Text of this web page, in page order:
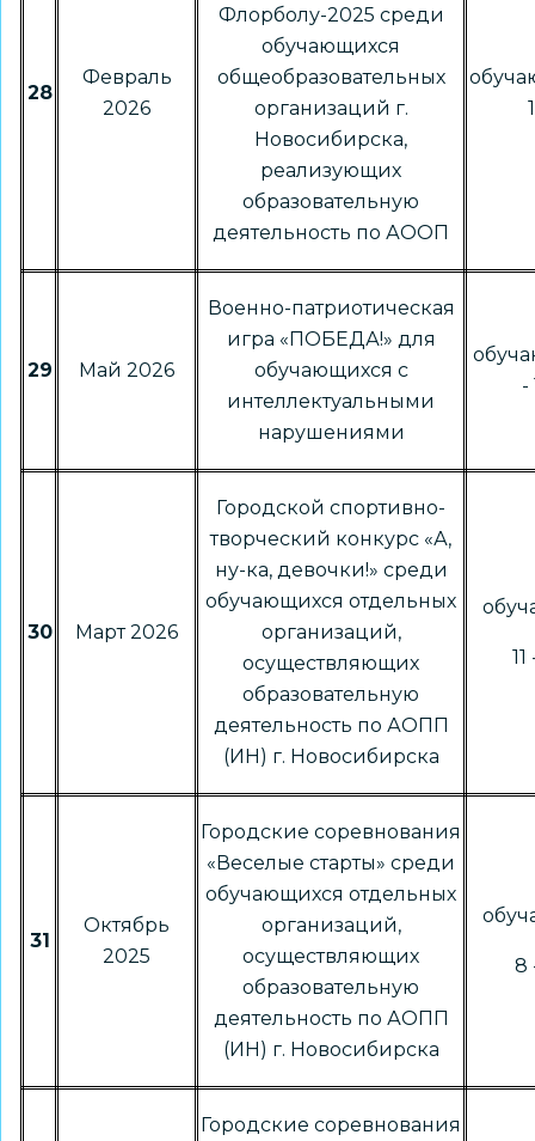
28
Февраль
2026
Флорболу-2025 среди
обучающихся
общеобразовательных
организаций г.
Новосибирска,
реализующих
образовательную
деятельность по АООП
29 Май 2026
Военно-патриотическая
игра «ПОБЕДА!» для
обучающихся с
интеллектуальными
нарушениями
-
30 Март 2026
Городской спортивно-
творческий конкурс «А,
ну-ка, девочки!» среди
обучающихся отдельных
организаций,
осуществляющих
образовательную
деятельность по АОПП
(ИН) г. Новосибирска
31
Октябрь
2025
Городские соревнования
«Веселые старты» среди
обучающихся отдельных
организаций,
осуществляющих
образовательную
деятельность по АОПП
(ИН) г. Новосибирска
8
Городские соревнования